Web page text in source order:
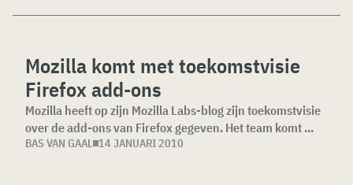
Mozilla komt met toekomstvisie
Firefox add-ons
Mozilla heeft op zijn Mozilla Labs-blog zijn toekomstvisie
over de add-ons van Firefox gegeven. Het team komt ...
BAS VAN GAAL 14 JANUARI 2010